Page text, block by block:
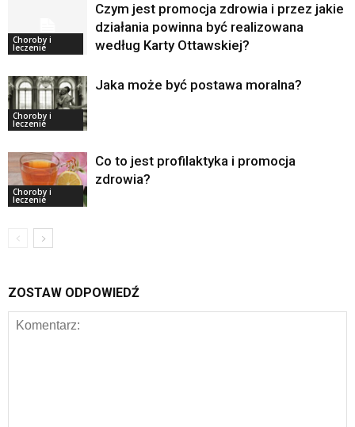
Choroby i
leczenie
Czym jest promocja zdrowia i przez jakie
działania powinna być realizowana
według Karty Ottawskiej?
Choroby i
leczenie
Jaka może być postawa moralna?
Choroby i
leczenie
Co to jest profilaktyka i promocja
zdrowia?
ZOSTAW ODPOWIEDŹ